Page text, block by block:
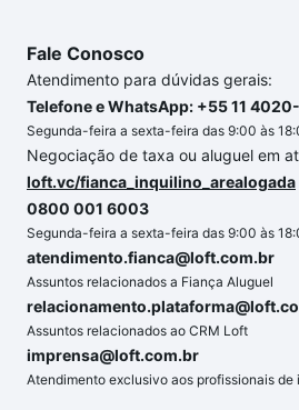
Fale Conosco
Atendimento para dúvidas gerais:
Telefone e WhatsApp: +55 11
Segunda-feira a sexta-feira das 9:00 às
Negociação de taxa ou aluguel em
loft.vc/fianca_inquilino_arealogada
0800 001 6003
Segunda-feira a sexta-feira das 9:00 às
atendimento.fianca@loft.com.br
Assuntos relacionados a Fiança Aluguel
Assuntos relacionados ao CRM Loft
imprensa@loft.com.br
Atendimento exclusivo aos profissionais de